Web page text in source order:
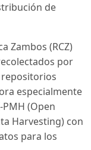
de
Zambos (RCZ)
por
especialmente
(Open
Harvesting) con
para los